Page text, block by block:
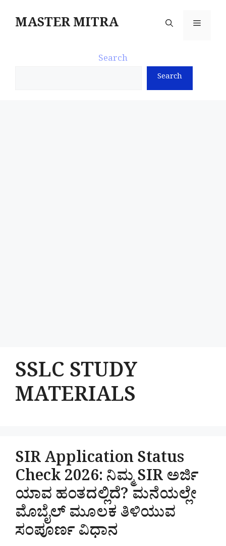
MASTER MITRA Menu
Search
Search
SSLC STUDY
MATERIALS
SIR Application Status
Check 2026: ನಿಮ್ಮ SIR ಅರ್ಜಿ
ಯಾವ ಹಂತದಲ್ಲಿದೆ? ಮನೆಯಲ್ಲೇ
ಮೊಬೈಲ್ ಮೂಲಕ ತಿಳಿಯುವ
ಸಂಪೂರ್ಣ ವಿಧಾನ